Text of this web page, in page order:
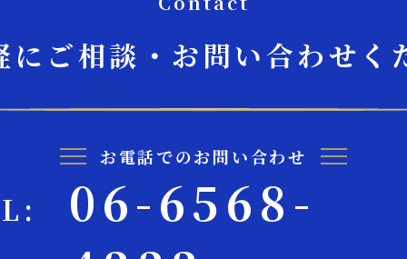
にご相談・お問い合わせく
お電話でのお問い合わせ
06-6568-